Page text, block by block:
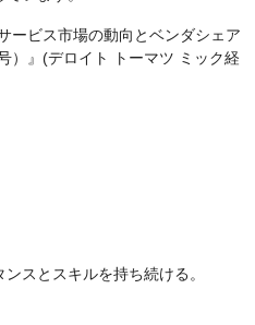
ービス市場の動向とベンダシェア
）』(デロイト トーマツ ミック経
スとスキルを持ち続ける。